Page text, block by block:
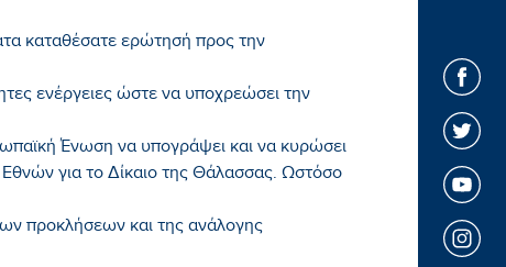
καταθέσατε ερώτησή προς την
ενέργειες ώστε να υποχρεώσει την
Ένωση να υπογράψει και να κυρώσει
για το Δίκαιο της Θάλασσας. Ωστόσο
προκλήσεων και της ανάλογης